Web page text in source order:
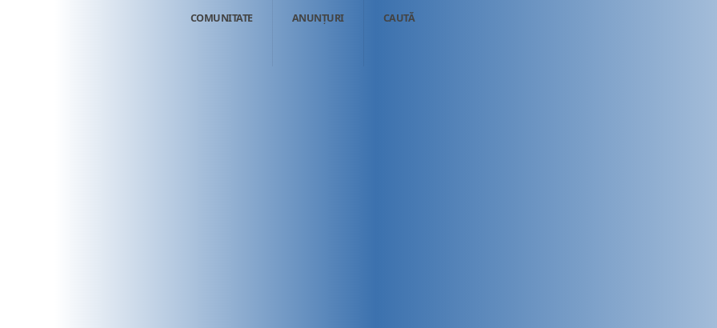
COMUNITATE ANUNȚURI CAUTĂ